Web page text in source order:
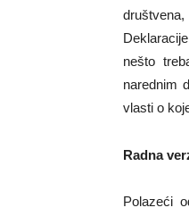
nešto
narednim
vlasti o
Radna
Polazeći